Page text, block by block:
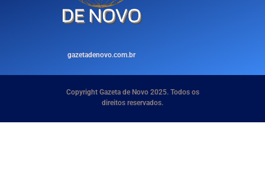
gazetadenovo.com.br
Copyright Gazeta de Novo 2025. Todos os
direitos reservados.